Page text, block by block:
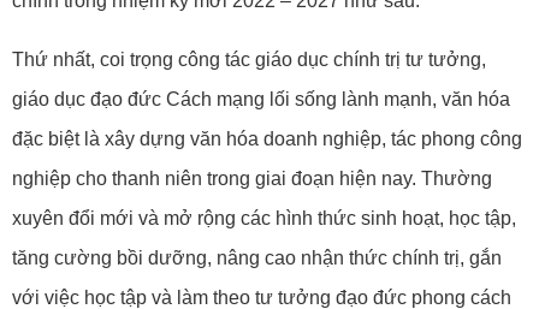
Thứ nhất, coi trọng công tác giáo dục chính trị tư tưởng,
giáo dục đạo đức Cách mạng lối sống lành mạnh, văn hóa
đặc biệt là xây dựng văn hóa doanh nghiệp, tác phong công
nghiệp cho thanh niên trong giai đoạn hiện nay. Thường
xuyên đổi mới và mở rộng các hình thức sinh hoạt, học tập,
tăng cường bồi dưỡng, nâng cao nhận thức chính trị, gắn
với việc học tập và làm theo tư tưởng đạo đức phong cách